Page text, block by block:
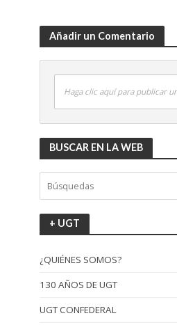
Añadir un Comentario
Haga clic aquí para publicar
BUSCAR EN LA WEB
+ UGT
¿QUIÉNES SOMOS?
130 AÑOS DE UGT
UGT CONFEDERAL